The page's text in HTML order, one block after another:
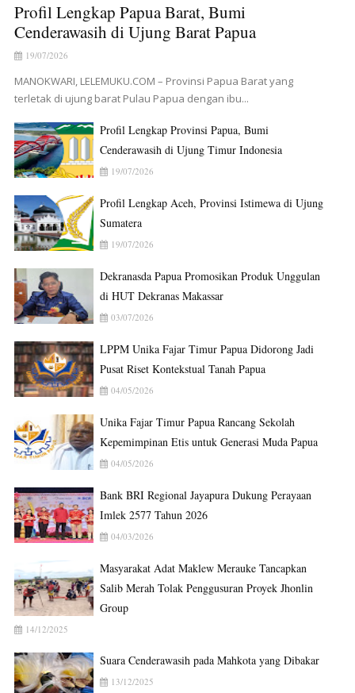
Profil Lengkap Papua Barat, Bumi
Cenderawasih di Ujung Barat Papua
19/07/2026
MANOKWARI, LELEMUKU.COM – Provinsi Papua Barat yang
terletak di ujung barat Pulau Papua dengan ibu...
Profil Lengkap Provinsi Papua, Bumi
Cenderawasih di Ujung Timur Indonesia
19/07/2026
Profil Lengkap Aceh, Provinsi Istimewa di Ujung
Sumatera
19/07/2026
Dekranasda Papua Promosikan Produk Unggulan
di HUT Dekranas Makassar
03/07/2026
LPPM Unika Fajar Timur Papua Didorong Jadi
Pusat Riset Kontekstual Tanah Papua
04/05/2026
Unika Fajar Timur Papua Rancang Sekolah
Kepemimpinan Etis untuk Generasi Muda Papua
04/05/2026
Bank BRI Regional Jayapura Dukung Perayaan
Imlek 2577 Tahun 2026
04/03/2026
Masyarakat Adat Maklew Merauke Tancapkan
Salib Merah Tolak Penggusuran Proyek Jhonlin
Group
14/12/2025
Suara Cenderawasih pada Mahkota yang Dibakar
13/12/2025